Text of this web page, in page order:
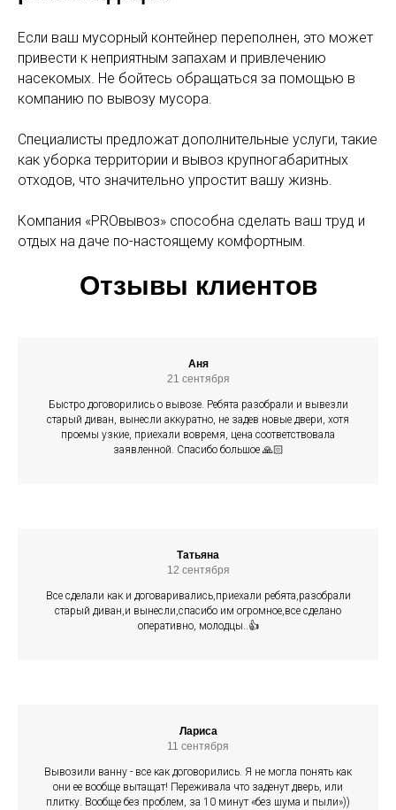
Если ваш мусорный контейнер переполнен, это может
привести к неприятным запахам и привлечению
насекомых. Не бойтесь обращаться за помощью в
компанию по вывозу мусора.
Специалисты предложат дополнительные услуги, такие
как уборка территории и вывоз крупногабаритных
отходов, что значительно упростит вашу жизнь.
Компания «PROвывоз» способна сделать ваш труд и
отдых на даче по-настоящему комфортным.
Отзывы клиентов
Аня
21 сентября
Быстро договорились о вывозе. Ребята разобрали и вывезли
старый диван, вынесли аккуратно, не задев новые двери, хотя
проемы узкие, приехали вовремя, цена соответствовала
заявленной. Спасибо большое 🙏🏻
Татьяна
12 сентября
Все сделали как и договаривались,приехали ребята,разобрали
старый диван,и вынесли,спасибо им огромное,все сделано
оперативно, молодцы..👍
Лариса
11 сентября
Вывозили ванну - все как договорились. Я не могла понять как
они ее вообще вытащат! Переживала что заденут дверь, или
плитку. Вообще без проблем, за 10 минут «без шума и пыли»))